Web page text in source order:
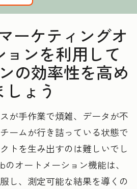
ーケティングオ
ョンを利用して
の効率性を高め
しょう
が手作業で煩雑、データが不
ームが行き詰っている状態で
トを生み出すのは難しいでし
のオートメーション機能は、
し、測定可能な結果を導くの